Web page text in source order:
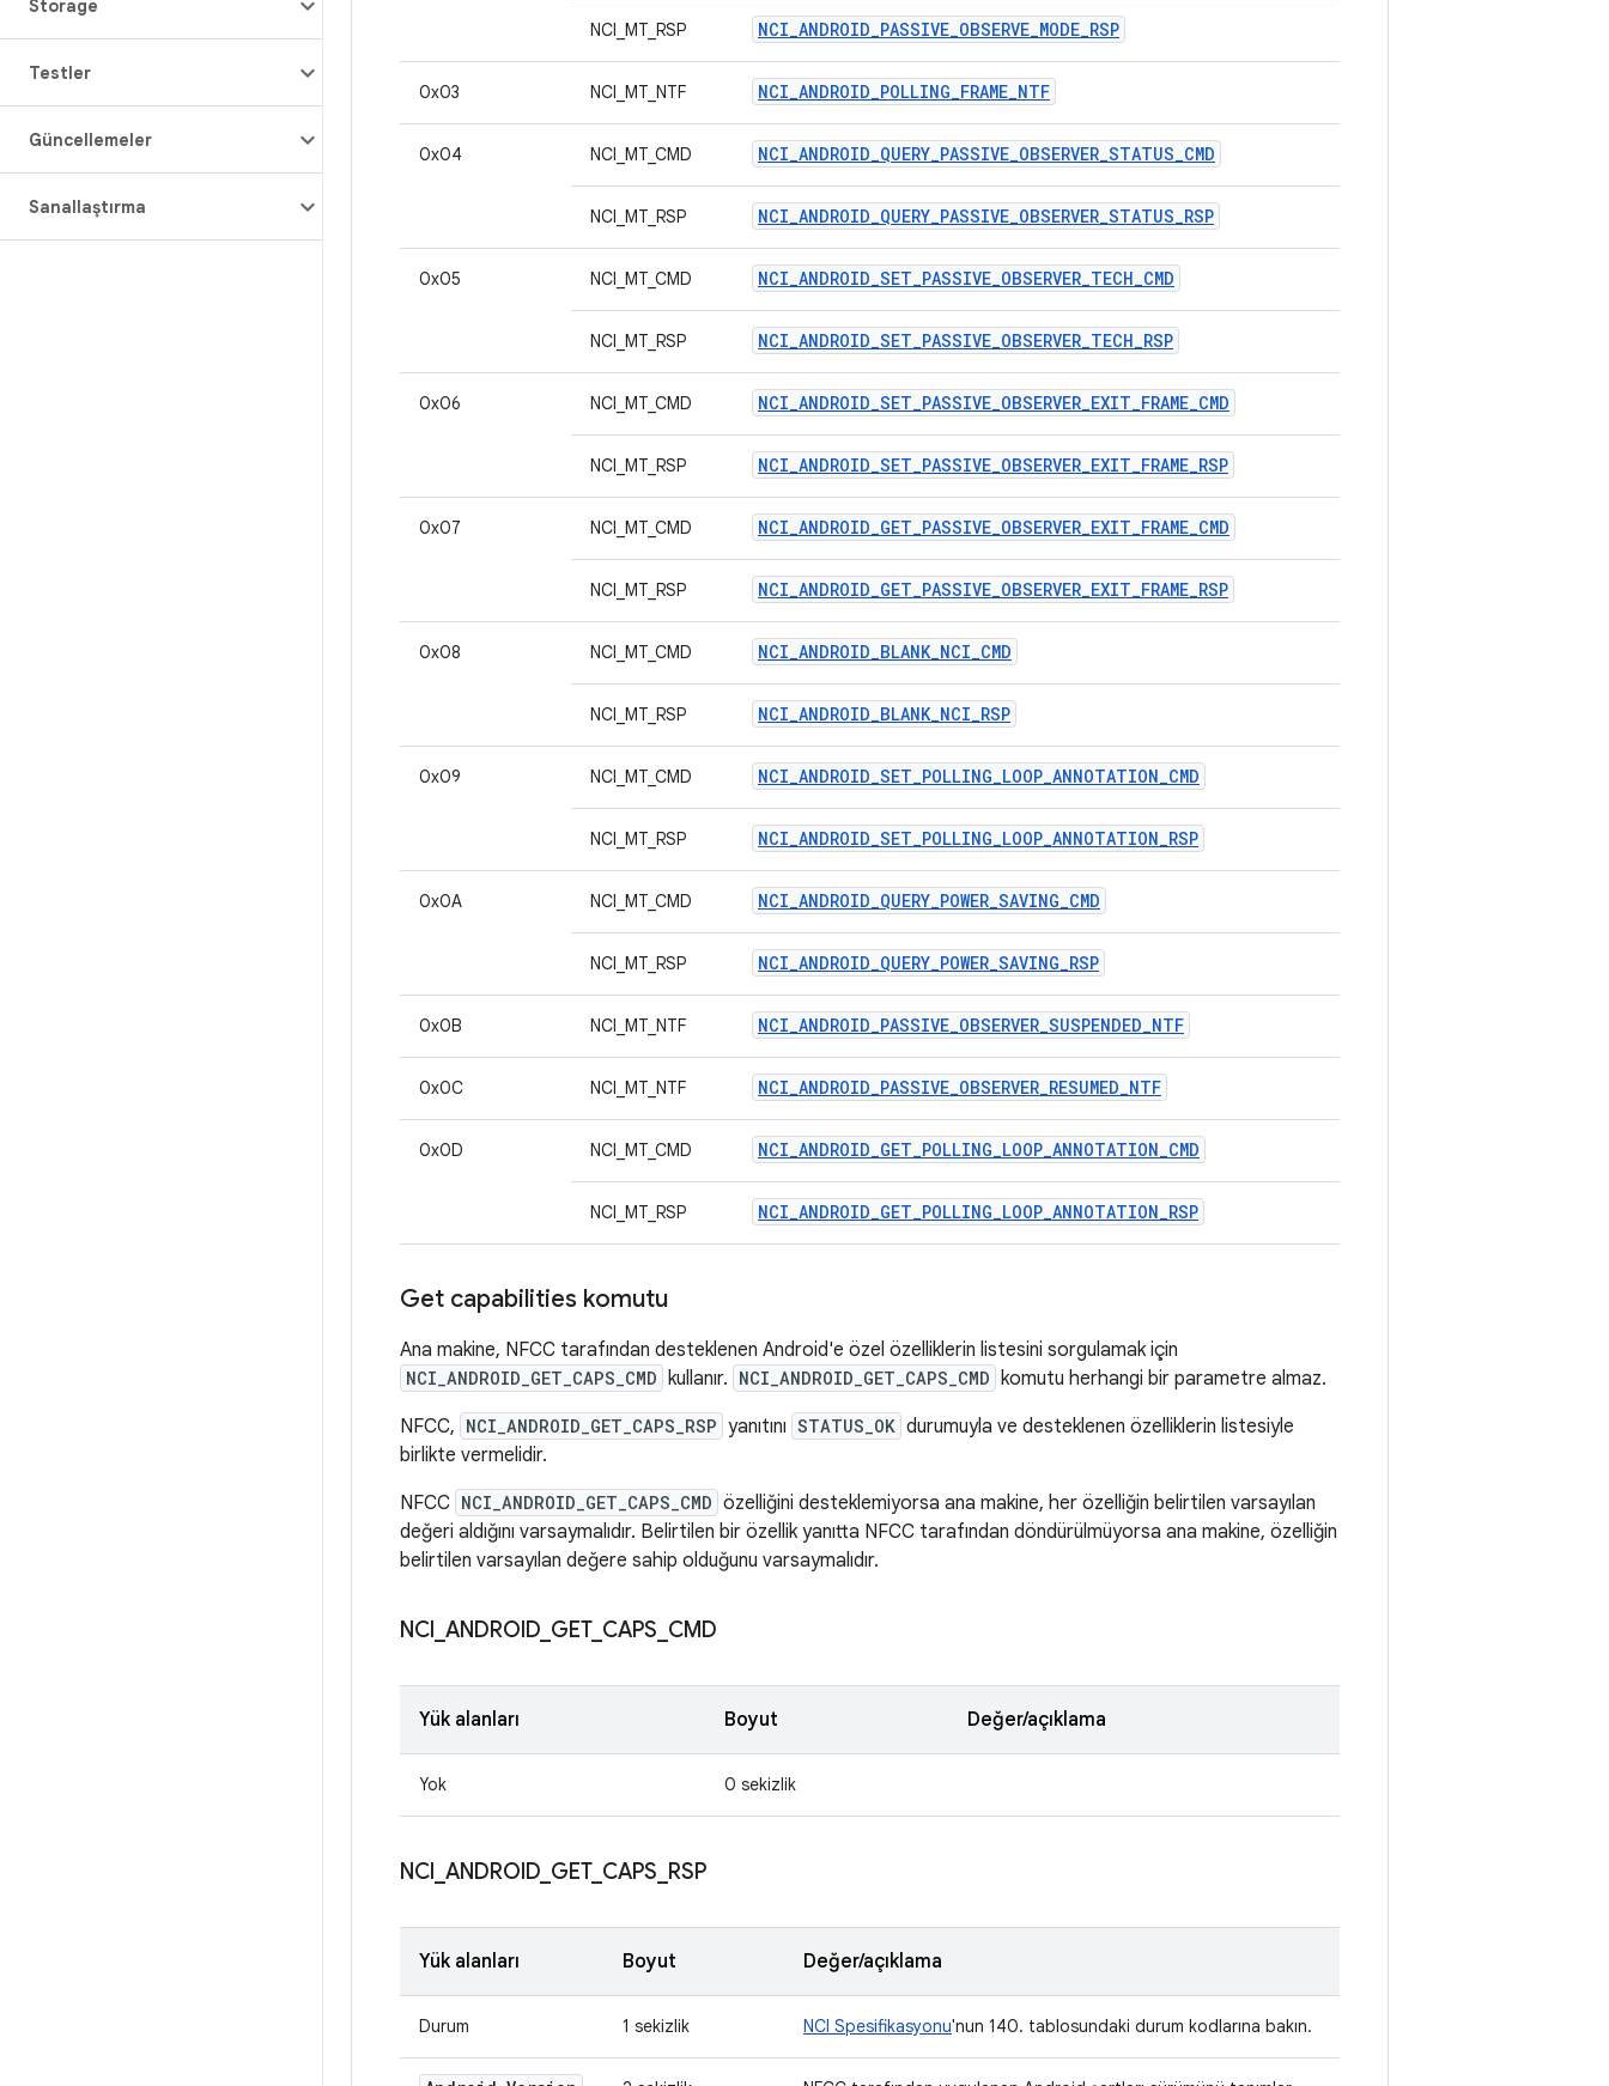
Storage
Testler
Güncellemeler
Sanallaştırma
NCI_MT_RSP NCI_ANDROID_PASSIVE_OBSERVE_MODE_RSP
0x03 NCI_MT_NTF NCI_ANDROID_POLLING_FRAME_NTF
0x04 NCI_MT_CMD NCI_ANDROID_QUERY_PASSIVE_OBSERVER_STATUS_CMD
NCI_MT_RSP NCI_ANDROID_QUERY_PASSIVE_OBSERVER_STATUS_RSP
0x05 NCI_MT_CMD NCI_ANDROID_SET_PASSIVE_OBSERVER_TECH_CMD
NCI_MT_RSP NCI_ANDROID_SET_PASSIVE_OBSERVER_TECH_RSP
0x06 NCI_MT_CMD NCI_ANDROID_SET_PASSIVE_OBSERVER_EXIT_FRAME_CMD
NCI_MT_RSP NCI_ANDROID_SET_PASSIVE_OBSERVER_EXIT_FRAME_RSP
0x07 NCI_MT_CMD NCI_ANDROID_GET_PASSIVE_OBSERVER_EXIT_FRAME_CMD
NCI_MT_RSP NCI_ANDROID_GET_PASSIVE_OBSERVER_EXIT_FRAME_RSP
0x08 NCI_MT_CMD NCI_ANDROID_BLANK_NCI_CMD
NCI_MT_RSP NCI_ANDROID_BLANK_NCI_RSP
0x09 NCI_MT_CMD NCI_ANDROID_SET_POLLING_LOOP_ANNOTATION_CMD
NCI_MT_RSP NCI_ANDROID_SET_POLLING_LOOP_ANNOTATION_RSP
0x0A NCI_MT_CMD NCI_ANDROID_QUERY_POWER_SAVING_CMD
NCI_MT_RSP NCI_ANDROID_QUERY_POWER_SAVING_RSP
0x0B NCI_MT_NTF NCI_ANDROID_PASSIVE_OBSERVER_SUSPENDED_NTF
0x0C NCI_MT_NTF NCI_ANDROID_PASSIVE_OBSERVER_RESUMED_NTF
0x0D NCI_MT_CMD NCI_ANDROID_GET_POLLING_LOOP_ANNOTATION_CMD
NCI_MT_RSP NCI_ANDROID_GET_POLLING_LOOP_ANNOTATION_RSP
Get capabilities komutu
Ana makine, NFCC tarafından desteklenen Android'e özel özelliklerin listesini sorgulamak için
NCI_ANDROID_GET_CAPS_CMD kullanır. NCI_ANDROID_GET_CAPS_CMD komutu herhangi bir parametre almaz.
NFCC, NCI_ANDROID_GET_CAPS_RSP yanıtını STATUS_OK durumuyla ve desteklenen özelliklerin listesiyle
birlikte vermelidir.
NFCC NCI_ANDROID_GET_CAPS_CMD özelliğini desteklemiyorsa ana makine, her özelliğin belirtilen varsayılan
değeri aldığını varsaymalıdır. Belirtilen bir özellik yanıtta NFCC tarafından döndürülmüyorsa ana makine, özelliğin
belirtilen varsayılan değere sahip olduğunu varsaymalıdır.
NCI ANDROID GET_ CAPS CMD
Yük alanları Boyut Değer/açıklama
Yok 0 sekizlik
NCI ANDROID GET_ CAPS RSP
Yük alanları Boyut Değer/açıklama
Durum 1 sekizlik NCI Spesifikasyonu'nun 140. tablosundaki durum kodlarına bakın.